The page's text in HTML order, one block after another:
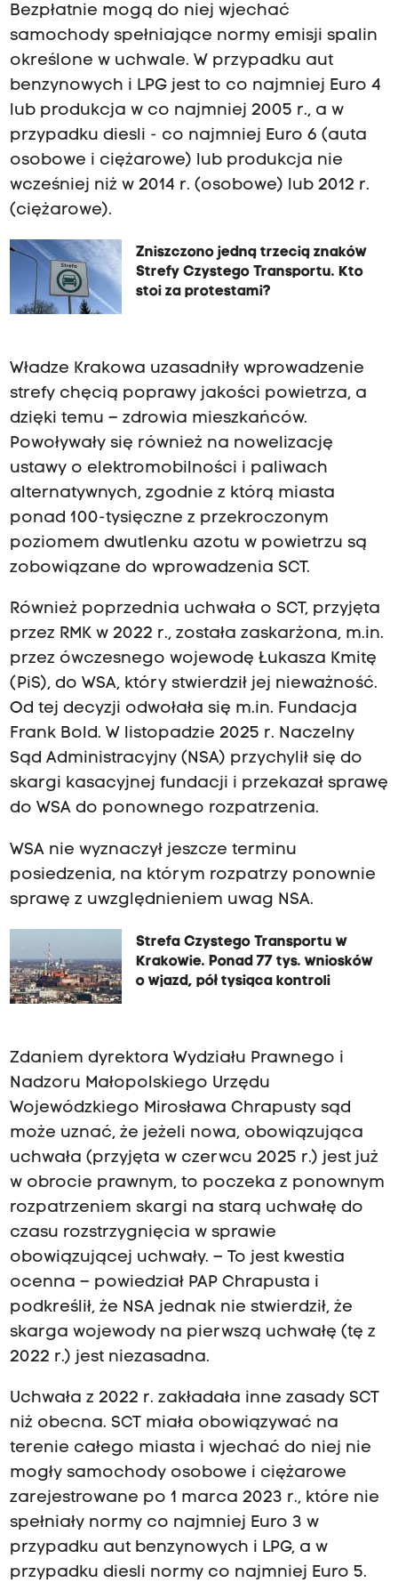
Bezpłatnie mogą do niej wjechać
samochody spełniające normy emisji spalin
określone w uchwale. W przypadku aut
benzynowych i LPG jest to co najmniej Euro 4
lub produkcja w co najmniej 2005 r., a w
przypadku diesli - co najmniej Euro 6 (auta
osobowe i ciężarowe) lub produkcja nie
wcześniej niż w 2014 r. (osobowe) lub 2012 r.
(ciężarowe).
Zniszczono jedną trzecią znaków
Strefy Czystego Transportu. Kto
stoi za protestami?
Władze Krakowa uzasadniły wprowadzenie
strefy chęcią poprawy jakości powietrza, a
dzięki temu – zdrowia mieszkańców.
Powoływały się również na nowelizację
ustawy o elektromobilności i paliwach
alternatywnych, zgodnie z którą miasta
ponad 100-tysięczne z przekroczonym
poziomem dwutlenku azotu w powietrzu są
zobowiązane do wprowadzenia SCT.
Również poprzednia uchwała o SCT, przyjęta
przez RMK w 2022 r., została zaskarżona, m.in.
przez ówczesnego wojewodę Łukasza Kmitę
(PiS), do WSA, który stwierdził jej nieważność.
Od tej decyzji odwołała się m.in. Fundacja
Frank Bold. W listopadzie 2025 r. Naczelny
Sąd Administracyjny (NSA) przychylił się do
skargi kasacyjnej fundacji i przekazał sprawę
do WSA do ponownego rozpatrzenia.
WSA nie wyznaczył jeszcze terminu
posiedzenia, na którym rozpatrzy ponownie
sprawę z uwzględnieniem uwag NSA.
Strefa Czystego Transportu w
Krakowie. Ponad 77 tys. wniosków
o wjazd, pół tysiąca kontroli
Zdaniem dyrektora Wydziału Prawnego i
Nadzoru Małopolskiego Urzędu
Wojewódzkiego Mirosława Chrapusty sąd
może uznać, że jeżeli nowa, obowiązująca
uchwała (przyjęta w czerwcu 2025 r.) jest już
w obrocie prawnym, to poczeka z ponownym
rozpatrzeniem skargi na starą uchwałę do
czasu rozstrzygnięcia w sprawie
obowiązującej uchwały. – To jest kwestia
ocenna – powiedział PAP Chrapusta i
podkreślił, że NSA jednak nie stwierdził, że
skarga wojewody na pierwszą uchwałę (tę z
2022 r.) jest niezasadna.
Uchwała z 2022 r. zakładała inne zasady SCT
niż obecna. SCT miała obowiązywać na
terenie całego miasta i wjechać do niej nie
mogły samochody osobowe i ciężarowe
zarejestrowane po 1 marca 2023 r., które nie
spełniały normy co najmniej Euro 3 w
przypadku aut benzynowych i LPG, a w
przypadku diesli normy co najmniej Euro 5.